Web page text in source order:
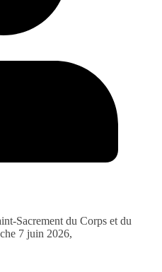
Sacrement du Corps et du
7 juin 2026,